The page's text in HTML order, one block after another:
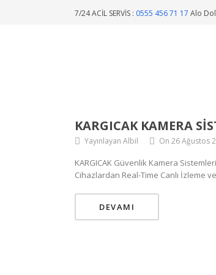
7/24 ACİL SERVİS : 0555 456 71 17 Alo
KARGICAK KAMERA
Yayınlayan Albil On 26 Ağustos
KARGICAK Güvenlik Kamera
Cihazlardan Real-Time Canlı İzleme
DEVAMI